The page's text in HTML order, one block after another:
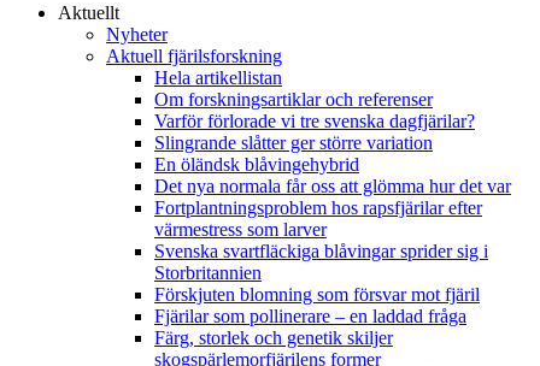
Aktuellt
Nyheter
Aktuell fjärilsforskning
Hela artikellistan
Om forskningsartiklar och referenser
Varför förlorade vi tre svenska dagfjärilar?
Slingrande slåtter ger större variation
En öländsk blåvingehybrid
Det nya normala får oss att glömma hur det var
Fortplantningsproblem hos rapsfjärilar efter
värmestress som larver
Svenska svartfläckiga blåvingar sprider sig i
Storbritannien
Förskjuten blomning som försvar mot fjäril
Fjärilar som pollinerare – en laddad fråga
Färg, storlek och genetik skiljer
skogspärlemorfjärilens former